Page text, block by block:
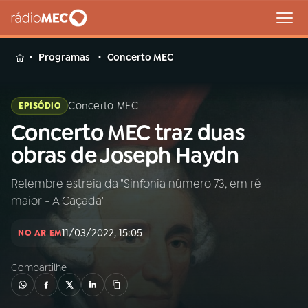
MENU
Buscar
na
Rádio
MEC
Buscar
Início
02A RÁDIO
Programas Concerto MEC
EPISÓDIO Concerto MEC
Concerto MEC traz duas
obras de Joseph Haydn
Relembre estreia da "Sinfonia número 73, em ré
maior - A Caçada"
NO AR EM11/03/2022, 15:05
Compartilhe